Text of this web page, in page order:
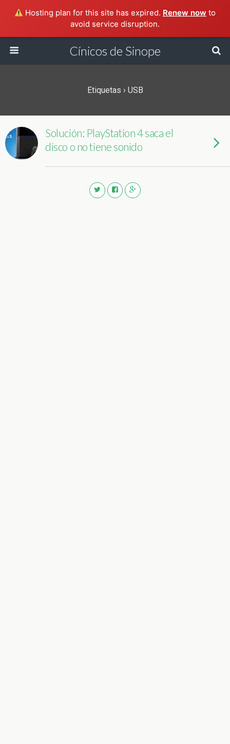
Hosting plan for this site has expired. Renew now to
avoid service disruption.
Cínicos de Sinope
Etiquetas › USB
Solución: PlayStation 4 saca el
disco o no tiene sonido